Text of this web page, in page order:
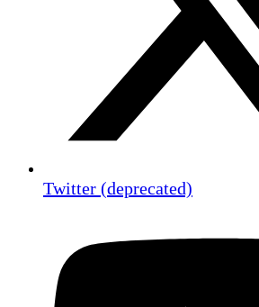
Twitter (deprecated)